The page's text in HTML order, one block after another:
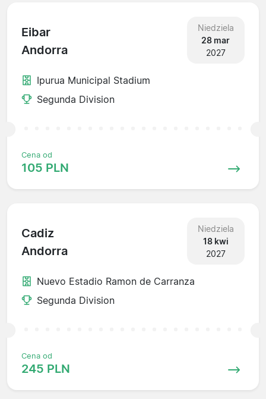
Eibar
Andorra
Niedziela
28 mar
2027
Ipurua Municipal Stadium
Segunda Division
Cena od
105 PLN
Cadiz
Andorra
Niedziela
18 kwi
2027
Nuevo Estadio Ramon de Carranza
Segunda Division
Cena od
245 PLN